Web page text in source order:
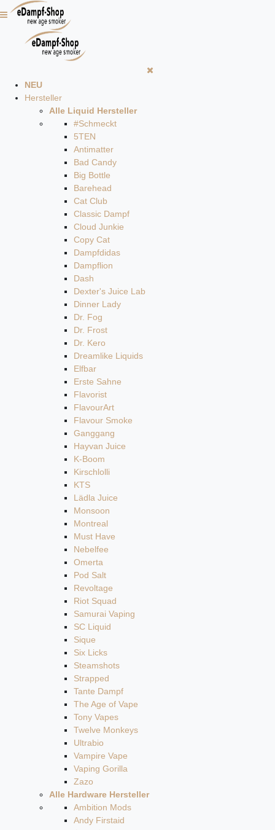
NEU
Hersteller
Alle Liquid Hersteller
#Schmeckt
5TEN
Antimatter
Bad Candy
Big Bottle
Barehead
Cat Club
Classic Dampf
Cloud Junkie
Copy Cat
Dampfdidas
Dampflion
Dash
Dexter's Juice Lab
Dinner Lady
Dr. Fog
Dr. Frost
Dr. Kero
Dreamlike Liquids
Elfbar
Erste Sahne
Flavorist
FlavourArt
Flavour Smoke
Ganggang
Hayvan Juice
K-Boom
Kirschlolli
KTS
Lädla Juice
Monsoon
Montreal
Must Have
Nebelfee
Omerta
Pod Salt
Revoltage
Riot Squad
Samurai Vaping
SC Liquid
Sique
Six Licks
Steamshots
Strapped
Tante Dampf
The Age of Vape
Tony Vapes
Twelve Monkeys
Ultrabio
Vampire Vape
Vaping Gorilla
Zazo
Alle Hardware Hersteller
Ambition Mods
Andy Firstaid